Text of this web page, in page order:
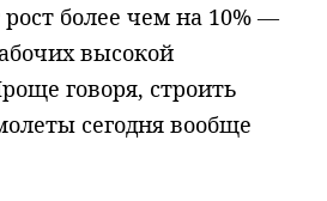
рост более чем на 10% —
высокой
говоря, строить
сегодня вообще